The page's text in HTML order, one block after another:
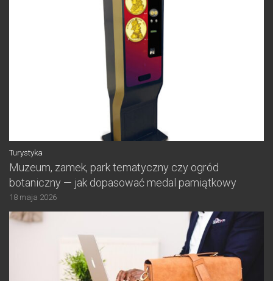
Turystyka
Muzeum, zamek, park tematyczny czy ogród
botaniczny — jak dopasować medal pamiątkowy
18 maja 2026